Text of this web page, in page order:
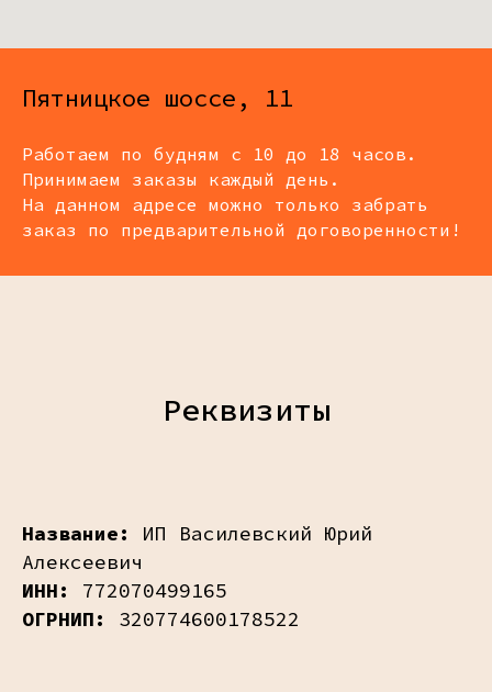
Пятницкое шоссе, 11
Работаем по будням с 10 до 18 часов.
Принимаем заказы каждый день.
На данном адресе можно только забрать
заказ по предварительной договоренности!
Реквизиты
Название:
ИП Василевский Юрий
Алексеевич
ИНН:
772070499165
ОГРНИП:
320774600178522